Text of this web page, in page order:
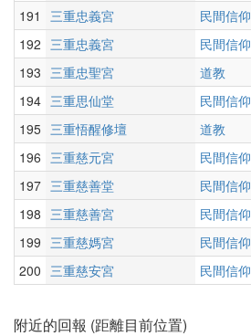
191
三重忠義宮 民間信仰
192 三重忠義宮 民間信仰
193 三重忠聖宮 道教
194 三重思仙堂 民間信仰
195 三重悟醒修壇 道教
196 三重慈元宮 民間信仰
197 三重慈善堂 民間信仰
198 三重慈善宮 民間信仰
199 三重慈媽宮 民間信仰
200 三重慈安宮 民間信仰
附近的回報 (距離目前位置)